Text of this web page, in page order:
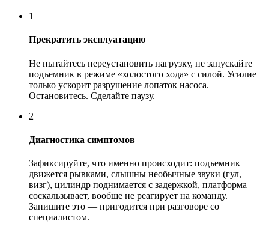
1
Прекратить эксплуатацию
Не пытайтесь переустановить нагрузку, не запускайте
подъемник в режиме «холостого хода» с силой. Усилие
только ускорит разрушение лопаток насоса.
Остановитесь. Сделайте паузу.
2
Диагностика симптомов
Зафиксируйте, что именно происходит: подъемник
движется рывками, слышны необычные звуки (гул,
визг), цилиндр поднимается с задержкой, платформа
соскальзывает, вообще не реагирует на команду.
Запишите это — пригодится при разговоре со
специалистом.